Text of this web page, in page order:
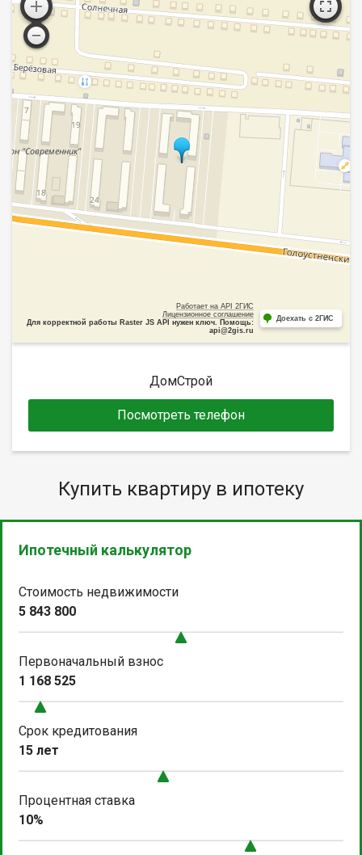
Работает на API 2ГИС
Лицензионное соглашение
Для корректной работы Raster JS API нужен ключ. Помощь:
api@2gis.ru
Доехать с 2ГИС
ДомСтрой
Посмотреть телефон
Купить квартиру в ипотеку
Ипотечный калькулятор
Стоимость недвижимости
5 843 800
Первоначальный взнос
1 168 525
Срок кредитования
15 лет
Процентная ставка
10%